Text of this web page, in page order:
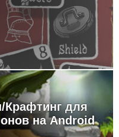
для
на Android